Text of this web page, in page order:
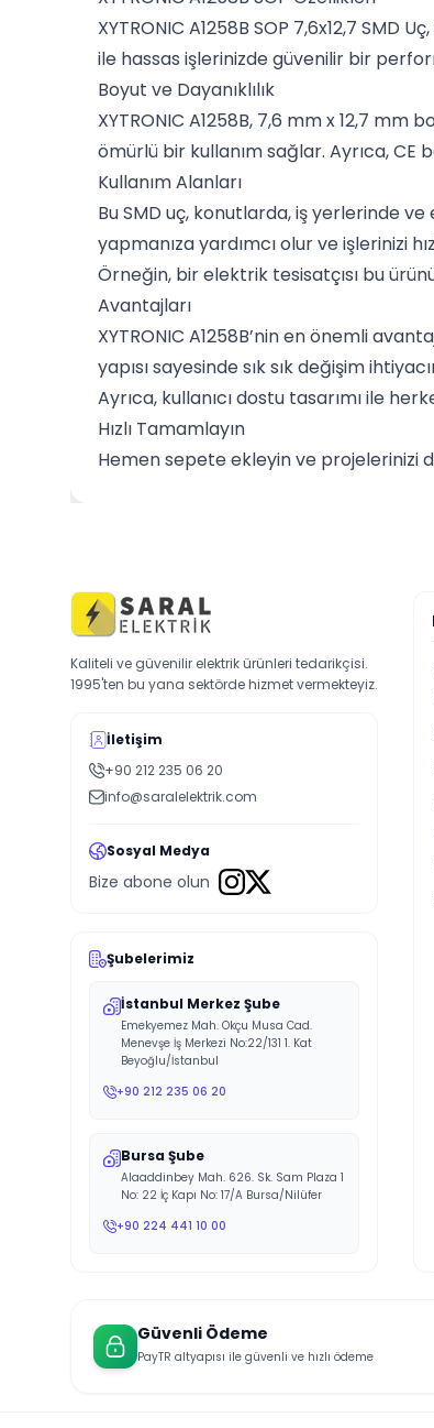
XYTRONIC A1258B SOP 7,6x12,7
ile hassas işlerinizde güvenilir bir
Boyut ve Dayanıklılık
XYTRONIC A1258B, 7,6 mm x 12,7
ömürlü bir kullanım sağlar. Ayrıca, CE
Kullanım Alanları
Bu SMD uç, konutlarda, iş yerlerinde
yapmanıza yardımcı olur ve işlerinizi
Örneğin, bir elektrik tesisatçısı bu
Avantajları
XYTRONIC A1258B’nin en önemli
yapısı sayesinde sık sık değişim
Ayrıca, kullanıcı dostu tasarımı ile
Hızlı Tamamlayın
Hemen sepete ekleyin ve projelerinizi
Kaliteli ve güvenilir elektrik ürünleri tedarikçisi.
1995'ten bu yana sektörde hizmet vermekteyiz.
İletişim
+90 212 235 06 20
info@saralelektrik.com
Sosyal Medya
Bize abone olun
Şubelerimiz
İstanbul Merkez Şube
Emekyemez Mah. Okçu Musa Cad.
Menevşe İş Merkezi No:22/131 1. Kat
Beyoğlu/İstanbul
+90 212 235 06 20
Bursa Şube
Alaaddinbey Mah. 626. Sk. Sam Plaza 1
No: 22 İç Kapı No: 17/A Bursa/Nilüfer
+90 224 441 10 00
Güvenli Ödeme
PayTR altyapısı ile güvenli ve hızlı ödeme